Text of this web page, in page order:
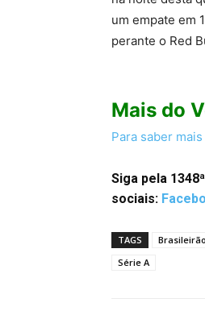
um empate em
perante o Red
Mais do
Para saber
Siga pela
sociais:
TAGS Brasileirão
Série A